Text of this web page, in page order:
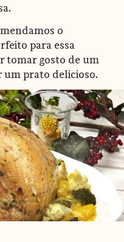
o
para essa
tomar gosto de um
um prato delicioso.